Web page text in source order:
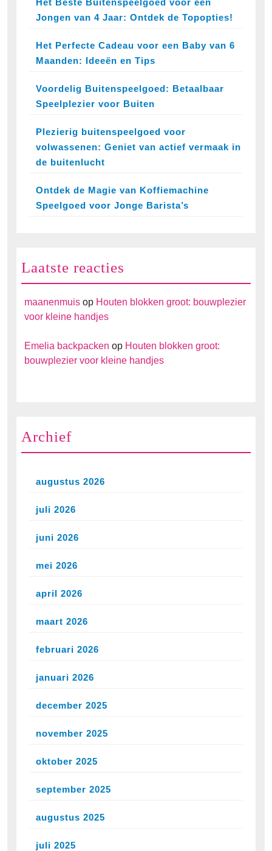
Jongen van 4 Jaar: Ontdek de Topopties!
Het Perfecte Cadeau voor een Baby van 6
Maanden: Ideeën en Tips
Voordelig Buitenspeelgoed: Betaalbaar
Speelplezier voor Buiten
Plezierig buitenspeelgoed voor
volwassenen: Geniet van actief vermaak in
de buitenlucht
Ontdek de Magie van Koffiemachine
Speelgoed voor Jonge Barista’s
Laatste reacties
maanenmuis op Houten blokken groot: bouwplezier
voor kleine handjes
Emelia backpacken op Houten blokken groot:
bouwplezier voor kleine handjes
Archief
augustus 2026
juli 2026
juni 2026
mei 2026
april 2026
maart 2026
februari 2026
januari 2026
december 2025
november 2025
oktober 2025
september 2025
augustus 2025
juli 2025